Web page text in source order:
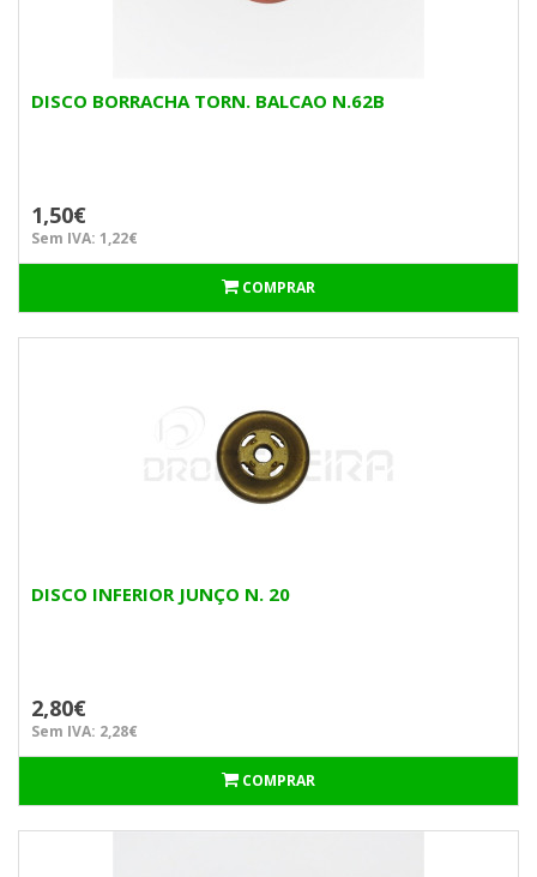
DISCO BORRACHA TORN. BALCAO N.62B
1,50€
Sem IVA: 1,22€
COMPRAR
DISCO INFERIOR JUNÇO N. 20
2,80€
Sem IVA: 2,28€
COMPRAR